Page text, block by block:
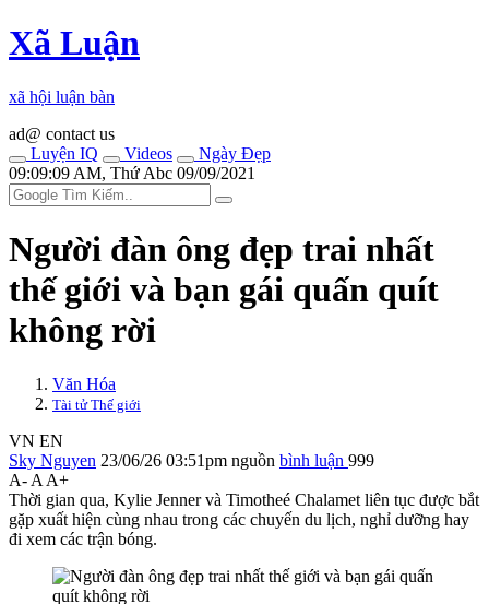
Xã Luận
xã hội luận bàn
ad@ contact us
Luyện IQ
Videos
Ngày Đẹp
09:09:09 AM, Thứ Abc 09/09/2021
Người đàn ông đẹp trai nhất
thế giới và bạn gái quấn quít
không rời
Văn Hóa
Tài tử Thế giới
VN EN
Sky Nguyen 23/06/26 03:51pm nguồn bình luận 999
A- A A+
Thời gian qua, Kylie Jenner và Timotheé Chalamet liên tục được bắt
gặp xuất hiện cùng nhau trong các chuyến du lịch, nghỉ dưỡng hay
đi xem các trận bóng.